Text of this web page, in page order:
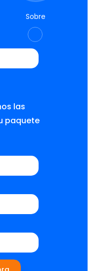
Sobre
las
paquete